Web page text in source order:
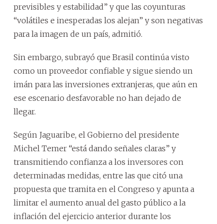
previsibles y estabilidad” y que las coyunturas
“volátiles e inesperadas los alejan” y son negativas
para la imagen de un país, admitió.
Sin embargo, subrayó que Brasil continúa visto
como un proveedor confiable y sigue siendo un
imán para las inversiones extranjeras, que aún en
ese escenario desfavorable no han dejado de
llegar.
Según Jaguaribe, el Gobierno del presidente
Michel Temer “está dando señales claras” y
transmitiendo confianza a los inversores con
determinadas medidas, entre las que citó una
propuesta que tramita en el Congreso y apunta a
limitar el aumento anual del gasto público a la
inflación del ejercicio anterior durante los